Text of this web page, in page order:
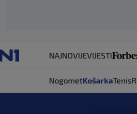
NAJNOVIJEVIJESTI
NogometKošarkaTenis